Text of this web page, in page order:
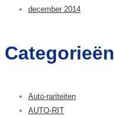
december 2014
Categorieën
Auto-rariteiten
AUTO-RIT